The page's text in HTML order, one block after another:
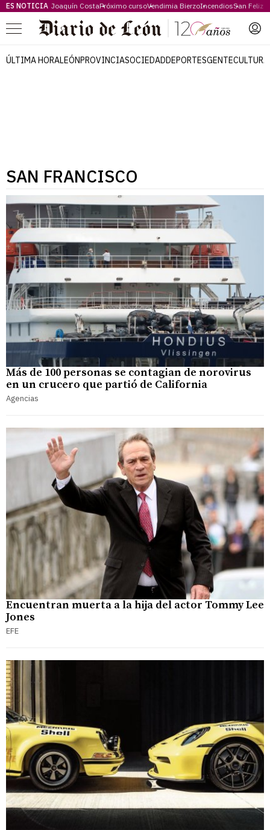
ES NOTICIA Joaquín CostaPróximo cursoVendimia BierzoIncendiosSan Feliz
Menú
ÚLTIMA HORALEÓNPROVINCIASOCIEDADDEPORTESGENTECULTURA
SAN FRANCISCO
Más de 100 personas se contagian de norovirus
en un crucero que partió de California
Agencias
Encuentran muerta a la hija del actor Tommy Lee
Jones
EFE